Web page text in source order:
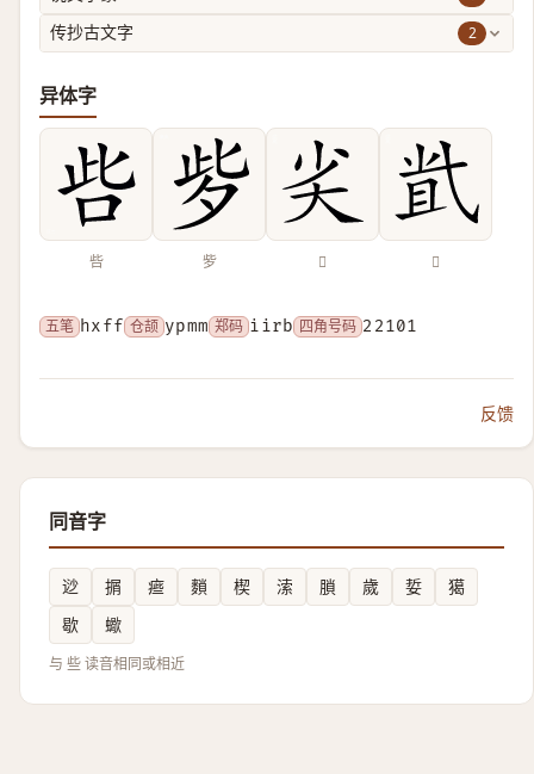
传抄古文字 2
异体字
呰 㱔 𡭟 𡭶
五笔 hxff 仓颉 ypmm 郑码 iirb 四角号码 22101
反馈
同音字
逤 㨝 㾚 䵀 楔 溹 䐝 歲 娎
獦
歇
蠍
与 些 读音相同或相近